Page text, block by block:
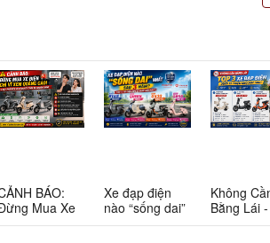
BÁO:
Mua Xe
Chỉ Vì
Xe đạp điện
nào “sống dai”
nhất sau 5
Không
Bằng Lái
3 Xe Đạp